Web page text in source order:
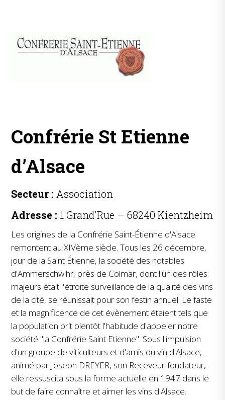
Confrérie St Etienne
d’Alsace
Secteur : Association
Adresse : 1 Grand'Rue – 68240 Kientzheim
Les origines de la Confrérie Saint-Étienne d'Alsace
remontent au XIVème siècle. Tous les 26 décembre,
jour de la Saint Étienne, la société des notables
d'Ammerschwihr, près de Colmar, dont l'un des rôles
majeurs était l'étroite surveillance de la qualité des vins
de la cité, se réunissait pour son festin annuel. Le faste
et la magnificence de cet évènement étaient tels que
la population prit bientôt l'habitude d'appeler notre
société "la Confrérie Saint Etienne". Sous l'impulsion
d'un groupe de viticulteurs et d'amis du vin d'Alsace,
animé par Joseph DREYER, son Receveur-fondateur,
elle ressuscita sous la forme actuelle en 1947 dans le
but de faire connaître et aimer les vins d'Alsace.